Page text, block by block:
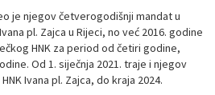
je njegov četverogodišnji mandat u
pl. Zajca u Rijeci, no već 2016. godine
HNK za period od četiri godine,
Od 1. siječnja 2021. traje i njegov
Ivana pl. Zajca, do kraja 2024.